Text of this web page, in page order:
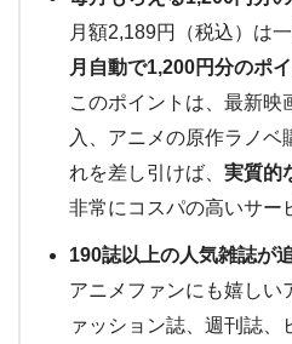
月額2,189円（税込）は
月自動で1,200円分のポ
このポイントは、最新映
入、アニメの原作ラノベ
れを差し引けば、 実質的
非常にコスパの高いサー
190誌以上の人気雑誌が
アニメファンにも嬉しい
ァッション誌、週刊誌、